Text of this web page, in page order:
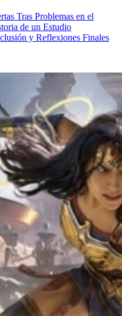
Tras Problemas en el
de un Estudio
y Reflexiones Finales